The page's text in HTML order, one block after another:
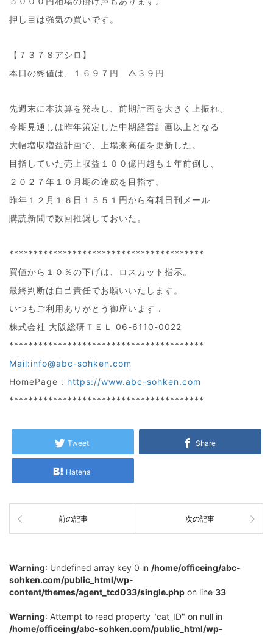
押し目は強気の買いです。
【７３７８アシロ】
本日の終値は、１６９７円 △３９円
先週末に本決算を発表し、前期計画を大きく上振れ、
今期見通しは昨年策定した中期経営計画以上となる
大幅増収増益計画で、上場来高値を更新した。
目指していた売上収益１００億円超も１年前倒し、
２０２７年１０月期の達成を目指す。
昨年１２月１６日１５５１円から有料日刊メール
購読新聞で数回推奨しておいた。
****************************************
買値から１０％の下げは、ロスカット指示。
最終判断は自己責任でお願いいたします。
いつもご利用ありがとう御座います．
株式会社 大阪総研ＴＥＬ 06-6110-0022
****************************************
Mail:info@abc-sohken.com
HomePage : https://www.abc-sohken.com
****************************************
Tweet Share
Hatena
前の記事 次の記事
Warning: Undefined array key 0 in /home/officeing/abc-
sohken.com/public_html/wp-
content/themes/agent_tcd033/single.php on line 33
Warning: Attempt to read property "cat_ID" on null in
/home/officeing/abc-sohken.com/public_html/wp-